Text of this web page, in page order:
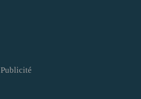
Publicité